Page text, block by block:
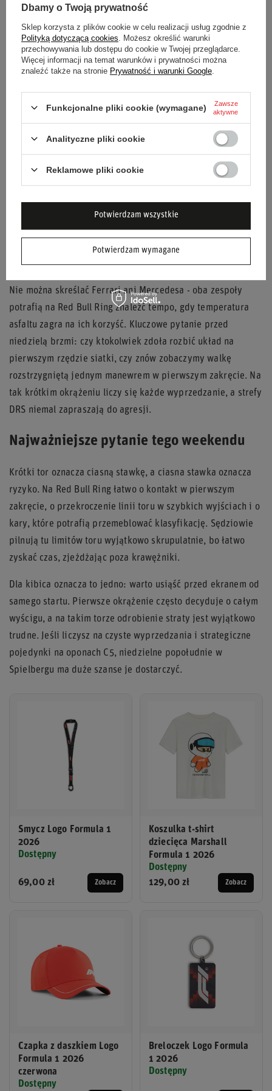
McLaren F1 2026
Dostępny
209,00 zł
Zobacz 349,00 zł Zobacz
Dostępny
Zobacz
McLaren F1 2026
Dostępny
209,00 zł
Nie można skreślać Ferrari ani Mercedesa - oba zespoły
potrafią na Red Bull Ring znaleźć tempo, gdy temperatura
asfaltu zagra na ich korzyść. Kluczowe pytanie przed
niedzielą brzmi: czy ktokolwiek zdoła rozbić układ na
pierwszym rzędzie siatki, czy znów zobaczymy walkę
rozstrzygniętą jednym manewrem w pierwszym zakręcie. Na
tak krótkim okrążeniu liczy się każde wyprzedzanie, a strefy
DRS niemal zapraszają do agresji.
Najważniejsze pytanie tego weekendu
Krótki tor oznacza ciasną stawkę, a ciasna stawka oznacza
ryzyko. Na Red Bull Ring łatwo o kontakt w pierwszym
zakręcie, o przekroczenie linii toru w szybkich wyjściach i o
kary, które potrafią przemeblować klasyfikację. Sędziowie
pilnują tu limitów toru wyjątkowo skrupulatnie, bo łatwo
zyskać czas, zjeżdżając poza krawężniki.
Dla kibica oznacza to jedno: warto usiąść przed ekranem od
samego startu. Pierwsze okrążenie często decyduje o całym
wyścigu, a na takim torze odrobienie straty jest wyjątkowo
trudne. Jeśli liczysz na czyste wyprzedzania i strategiczne
pojedynki na oponach C5, niedzielne popołudnie w
Spielbergu ma duże szanse je dostarczyć.
Smycz Logo Formula 1
2026
Dostępny
69,00 zł Zobacz
Koszulka t-shirt
dziecięca Marshall
Formula 1 2026
Dostępny
129,00 zł
Zobacz
Czapka z daszkiem Logo
Formula 1 2026
czerwona
Dostępny
Breloczek Logo Formula
1 2026
Dostępny
Dbamy o Twoją prywatność
Sklep korzysta z plików cookie w celu realizacji usług zgodnie z
Polityką dotyczącą cookies . Możesz określić warunki
przechowywania lub dostępu do cookie w Twojej przeglądarce.
Więcej informacji na temat warunków i prywatności można
znaleźć także na stronie Prywatność i warunki Google
Funkcjonalne pliki cookie (wymagane)
Zawsze
aktywne
Analityczne pliki cookie
Reklamowe pliki cookie
Potwierdzam wymagane
Potwierdzam wszystkie